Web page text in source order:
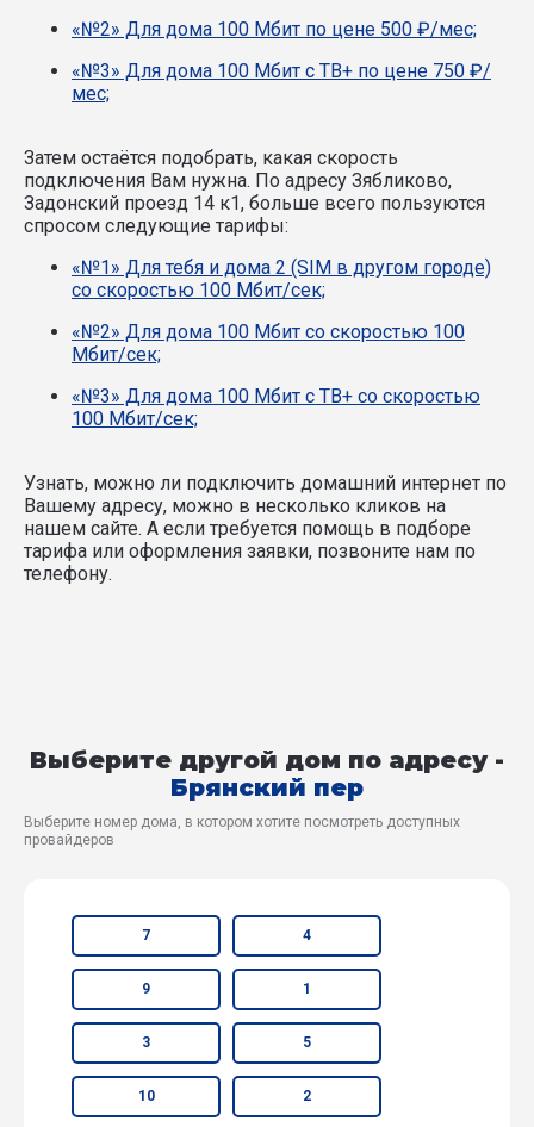
«№2» Для дома 100 Мбит по цене 500 ₽/мес;
«№3» Для дома 100 Мбит с ТВ+ по цене 750 ₽/
мес;
Затем остаётся подобрать, какая скорость
подключения Вам нужна. По адресу Зябликово,
Задонский проезд 14 к1, больше всего пользуются
спросом следующие тарифы:
«№1» Для тебя и дома 2 (SIM в другом городе)
со скоростью 100 Мбит/сек;
«№2» Для дома 100 Мбит со скоростью 100
Мбит/сек;
«№3» Для дома 100 Мбит с ТВ+ со скоростью
100 Мбит/сек;
Узнать, можно ли подключить домашний интернет по
Вашему адресу, можно в несколько кликов на
нашем сайте. А если требуется помощь в подборе
тарифа или оформления заявки, позвоните нам по
телефону.
Выберите другой дом по адресу -
Брянский пер
Выберите номер дома, в котором хотите посмотреть доступных
провайдеров
7 4
9 1
3 5
10 2